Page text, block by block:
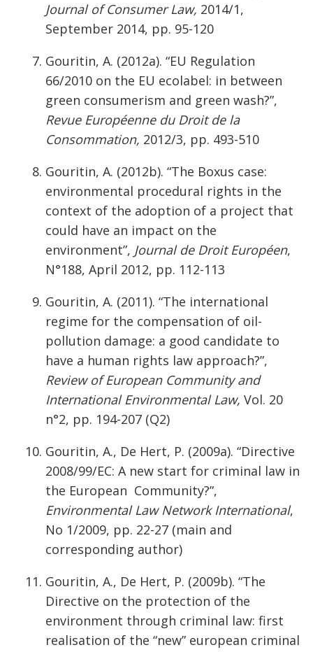
Journal of Consumer Law, 2014/1,
September 2014, pp. 95-120
Gouritin, A. (2012a). “EU Regulation
66/2010 on the EU ecolabel: in between
green consumerism and green wash?”,
Revue Européenne du Droit de la
Consommation, 2012/3, pp. 493-510
Gouritin, A. (2012b). “The Boxus case:
environmental procedural rights in the
context of the adoption of a project that
could have an impact on the
environment”, Journal de Droit Européen,
N°188, April 2012, pp. 112-113
Gouritin, A. (2011). “The international
regime for the compensation of oil-
pollution damage: a good candidate to
have a human rights law approach?”,
Review of European Community and
International Environmental Law, Vol. 20
n°2, pp. 194-207 (Q2)
Gouritin, A., De Hert, P. (2009a). “Directive
2008/99/EC: A new start for criminal law in
the European Community?”,
Environmental Law Network International,
No 1/2009, pp. 22-27 (main and
corresponding author)
Gouritin, A., De Hert, P. (2009b). “The
Directive on the protection of the
environment through criminal law: first
realisation of the “new” european criminal